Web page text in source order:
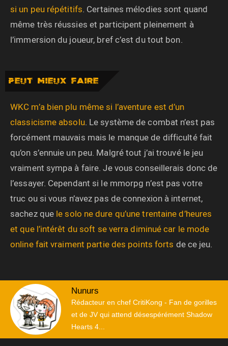
si un peu répétitifs. Certaines mélodies sont quand
même très réussies et participent pleinement à
l’immersion du joueur, bref c’est du tout bon.
PEUT MIEUX FAIRE
WKC m’a bien plu même si l’aventure est d’un
classicisme absolu. Le système de combat n’est pas
forcément mauvais mais le manque de difficulté fait
qu’on s’ennuie un peu. Malgré tout j’ai trouvé le jeu
vraiment sympa à faire. Je vous conseillerais donc de
l’essayer. Cependant si le mmorpg n’est pas votre
truc ou si vous n’avez pas de connexion à internet,
sachez que le solo ne dure qu’une trentaine d’heures
et que l’intérêt du soft se verra diminué car le mode
online fait vraiment partie des points forts de ce jeu.
Nunurs
Rédacteur en chef CritiKong - Fan de gorilles
et de JV qui attend désespérément Shadow
Hearts 4...